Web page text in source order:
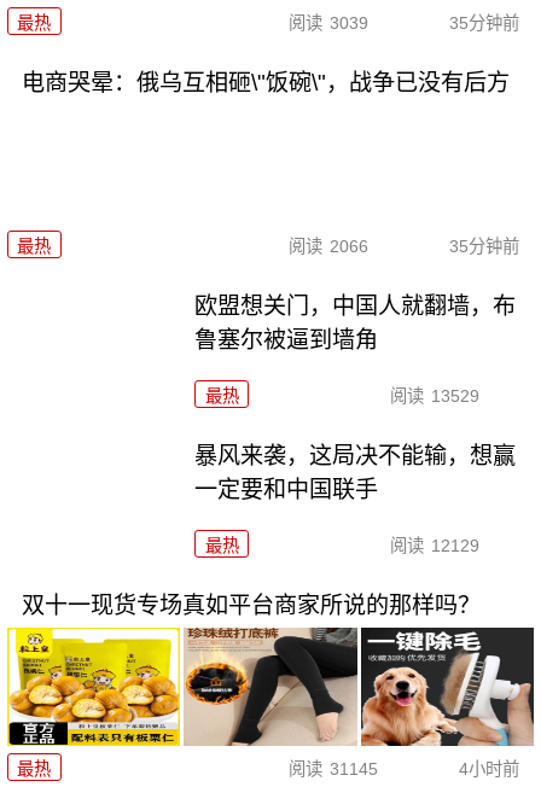
最热 阅读 3039 35分钟前
电商哭晕：俄乌互相砸\"饭碗\"，战争已没有后方
最热 阅读 2066 35分钟前
欧盟想关门，中国人就翻墙，布
鲁塞尔被逼到墙角
最热 阅读 13529
暴风来袭，这局决不能输，想赢
一定要和中国联手
最热 阅读 12129
双十一现货专场真如平台商家所说的那样吗？
最热 阅读 31145 4小时前